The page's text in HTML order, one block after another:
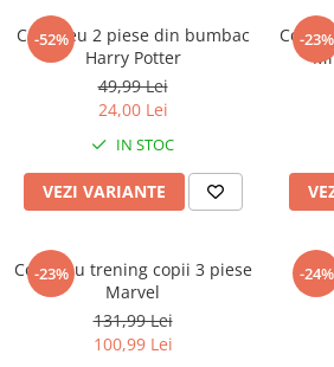
-52%
Compleu 2 piese din bumbac
Harry Potter
49,99 Lei
24,00 Lei
IN STOC
VEZI VARIANTE
-23%
-23%
Compleu trening copii 3 piese
Marvel
131,99 Lei
100,99 Lei
-24%